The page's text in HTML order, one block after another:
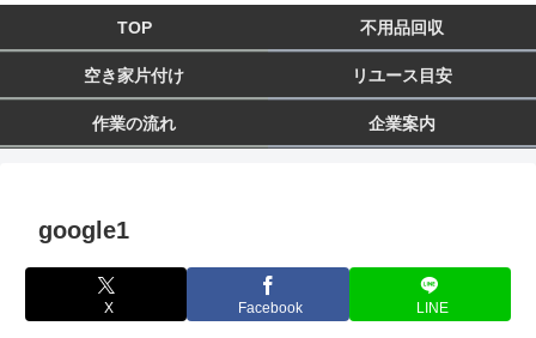
TOP 不用品回収
空き家片付け リユース目安
作業の流れ 企業案内
google1
X Facebook LINE